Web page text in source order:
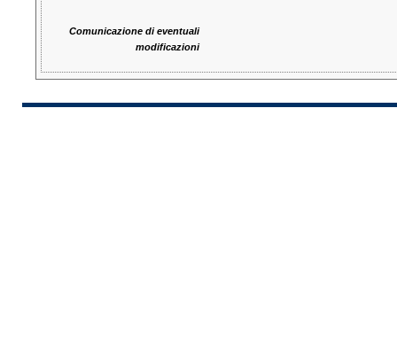
Comunicazione di eventuali
modificazioni